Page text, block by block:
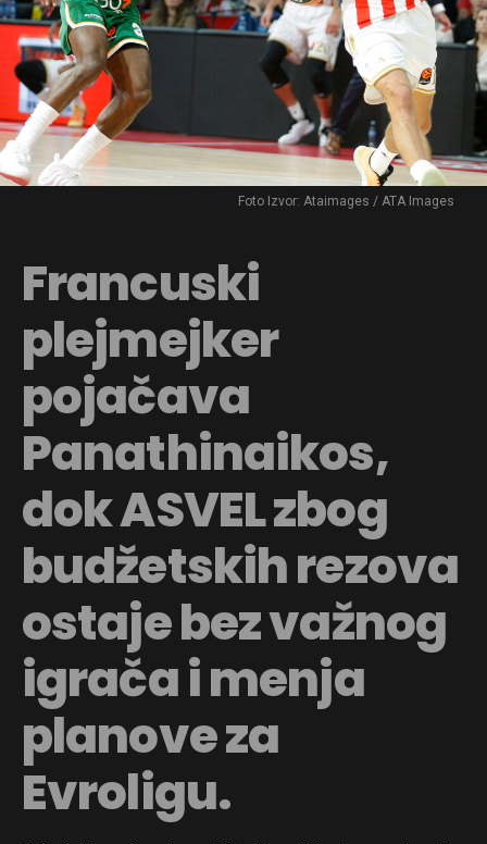
Foto Izvor: Ataimages / ATA Images
Francuski
plejmejker
pojačava
Panathinaikos,
dok ASVEL zbog
budžetskih rezova
ostaje bez važnog
igrača i menja
planove za
Evroligu.